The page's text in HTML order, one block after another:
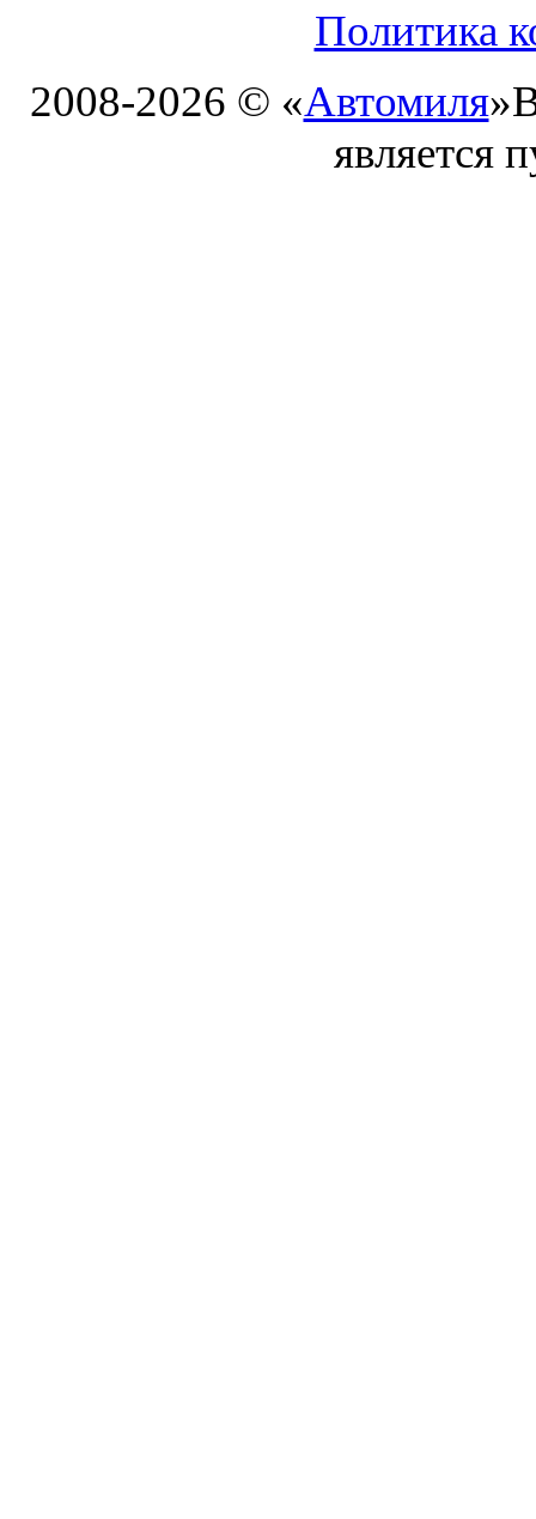
Политика
2008-2026 © «Автомиля»
является